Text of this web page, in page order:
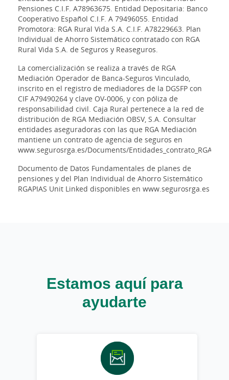
Pensiones C.I.F. A78963675. Entidad Depositaria: Banco
Cooperativo Español C.I.F. A 79496055. Entidad
Promotora: RGA Rural Vida S.A. C.I.F. A78229663. Plan
Individual de Ahorro Sistemático contratado con RGA
Rural Vida S.A. de Seguros y Reaseguros.
La comercialización se realiza a través de RGA
Mediación Operador de Banca-Seguros Vinculado,
inscrito en el registro de mediadores de la DGSFP con
CIF A79490264 y clave OV-0006, y con póliza de
responsabilidad civil. Caja Rural pertenece a la red de
distribución de RGA Mediación OBSV, S.A. Consultar
entidades aseguradoras con las que RGA Mediación
mantiene un contrato de agencia de seguros en
www.segurosrga.es/Documents/
Documento de Datos Fundamentales de planes de
pensiones y del Plan Individual de Ahorro Sistemático
RGAPIAS Unit Linked disponibles en www.segurosrga.es
Estamos aquí para
ayudarte